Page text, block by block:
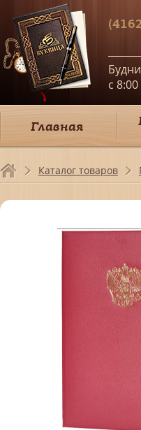
c
Главная
Каталог товаров